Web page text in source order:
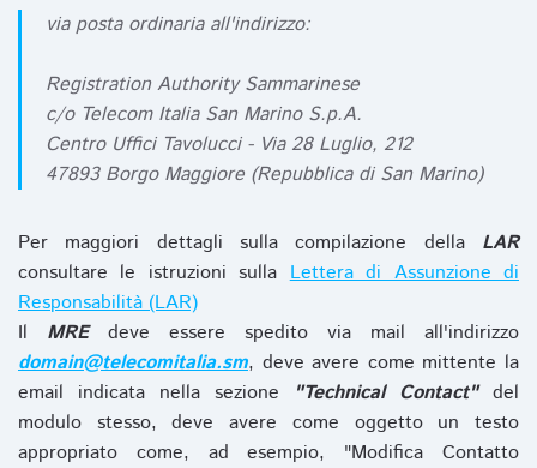
via posta ordinaria all'indirizzo:
Registration Authority Sammarinese
c/o Telecom Italia San Marino S.p.A.
Centro Uffici Tavolucci - Via 28 Luglio, 212
47893 Borgo Maggiore (Repubblica di San Marino)
Per maggiori dettagli sulla compilazione della LAR
consultare le istruzioni sullaLettera di Assunzione di
Responsabilità (LAR)
Il MREdeve essere spedito via mail all'indirizzo
domain@telecomitalia.sm, deve avere come mittente la
email indicata nella sezione
"Technical Contact"del
modulo stesso, deve avere come oggetto un testo
appropriato come, ad esempio, "Modifica Contatto